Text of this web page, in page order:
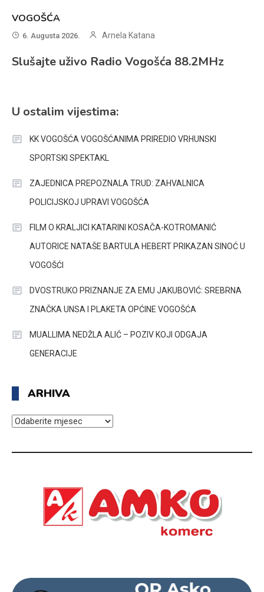
VOGOŠĆA
6. Augusta 2026. Arnela Katana
Slušajte uživo Radio Vogošća 88.2MHz
U ostalim vijestima:
KK VOGOŠĆA VOGOŠĆANIMA PRIREDIO VRHUNSKI
SPORTSKI SPEKTAKL
ZAJEDNICA PREPOZNALA TRUD: ZAHVALNICA
POLICIJSKOJ UPRAVI VOGOŠĆA
FILM O KRALJICI KATARINI KOSAČA-KOTROMANIĆ
AUTORICE NATAŠE BARTULA HEBERT PRIKAZAN SINOĆ U
VOGOŠĆI
DVOSTRUKO PRIZNANJE ZA EMU JAKUBOVIĆ: SREBRNA
ZNAČKA UNSA I PLAKETA OPĆINE VOGOŠĆA
MUALLIMA NEDŽLA ALIĆ – POZIV KOJI ODGAJA
GENERACIJE
ARHIVA
ARHIVA